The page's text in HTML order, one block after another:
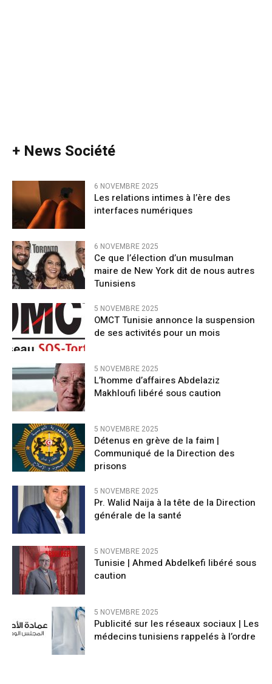
+ News Société
6 NOVEMBRE 2025
Les relations intimes à l’ère des
interfaces numériques
6 NOVEMBRE 2025
Ce que l’élection d’un musulman
maire de New York dit de nous autres
Tunisiens
5 NOVEMBRE 2025
OMCT Tunisie annonce la suspension
de ses activités pour un mois
5 NOVEMBRE 2025
L’homme d’affaires Abdelaziz
Makhloufi libéré sous caution
5 NOVEMBRE 2025
Détenus en grève de la faim |
Communiqué de la Direction des
prisons
5 NOVEMBRE 2025
Pr. Walid Naija à la tête de la Direction
générale de la santé
5 NOVEMBRE 2025
Tunisie | Ahmed Abdelkefi libéré sous
caution
5 NOVEMBRE 2025
Publicité sur les réseaux sociaux | Les
médecins tunisiens rappelés à l’ordre